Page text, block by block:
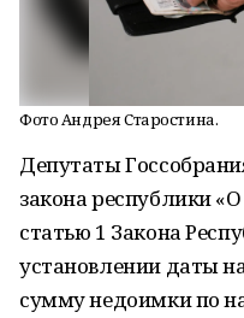
Фото Андрея Старостина.
Депутаты
закона республики
статью 1 Закона
установлении даты
сумму недоимки по